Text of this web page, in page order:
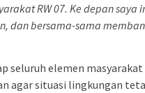
RW 07. Ke depan
dan bersama-sama
seluruh elemen
agar situasi lingkungan